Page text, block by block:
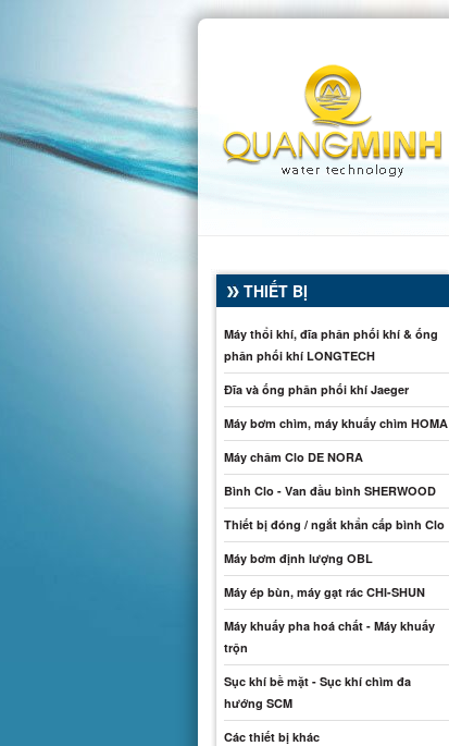
THIẾT BỊ
Máy thổi khí, đĩa phân phối khí & ống
phân phối khí LONGTECH
Đĩa và ống phân phối khí Jaeger
Máy bơm chìm, máy khuấy chìm HOMA
Máy châm Clo DE NORA
Bình Clo - Van đầu bình SHERWOOD
Thiết bị đóng / ngắt khẩn cấp bình Clo
Máy bơm định lượng OBL
Máy ép bùn, máy gạt rác CHI-SHUN
Máy khuấy pha hoá chất - Máy khuấy
trộn
Sục khí bề mặt - Sục khí chìm đa
hướng SCM
Các thiết bị khác